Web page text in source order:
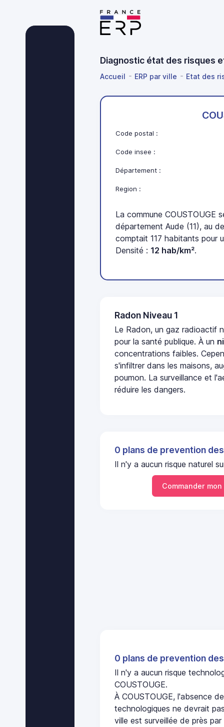
Diagnostic état des risques
Accueil ERP par ville Etat des
Code postal :
Code insee :
Département :
Region :
La commune COUSTOUGE
département Aude (11), au
comptait 117 habitants pour
Densité : 12 hab/km².
Radon Niveau 1
Le Radon, un gaz radioactif
pour la santé publique. À un
concentrations faibles.
s'infiltrer dans les maisons,
poumon. La surveillance et
réduire les dangers.
0 plans de prevention
Il n'y a aucun risque naturel
Commander mon
0 plans de prevention
Il n'y a aucun risque
COUSTOUGE.
À COUSTOUGE, l'absence
technologiques ne devrait
ville est surveillée de près